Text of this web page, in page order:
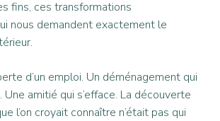
fins, ces transformations
nous demandent exactement le
d’un emploi. Un déménagement qui
amitié qui s’efface. La découverte
l’on croyait connaître n’était pas qui